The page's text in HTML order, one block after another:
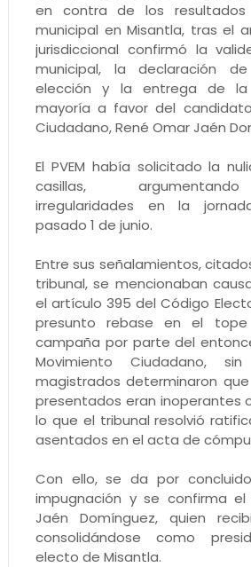
en contra de los
municipal en Misantla, tras el
jurisdiccional confirmó la
municipal, la declaración
elección y la entrega de la
mayoría a favor del
Ciudadano, René Omar Jaén
El PVEM había solicitado la
casillas,
irregularidades en la
pasado 1 de junio.
Entre sus señalamientos,
tribunal, se mencionaban
el artículo 395 del Código
presunto rebase en el
campaña por parte del
Movimiento Ciudadano,
magistrados determinaron
presentados eran inoperantes
lo que el tribunal resolvió
asentados en el acta de
Con ello, se da por
impugnación y se confirma
Jaén Domínguez, quien
consolidándose como
electo de Misantla.